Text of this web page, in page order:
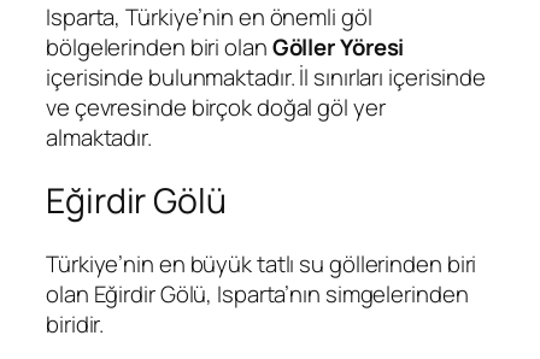
Isparta, Türkiye’nin en önemli göl
bölgelerinden biri olanGöller Yöresi
içerisinde bulunmaktadır. İl sınırları içerisinde
ve çevresinde birçok doğal göl yer
almaktadır.
Eğirdir Gölü
Türkiye’nin en büyük tatlı su göllerinden biri
olan Eğirdir Gölü, Isparta’nın simgelerinden
biridir.